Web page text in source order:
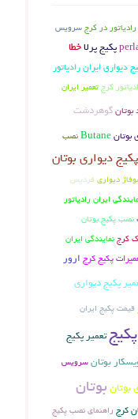
در کرجسرویس
پکیج پرلاخطا
دیواری ایران رادیاتور
کرجتعمیر ایران
بوتانگوهردشت
بوتانButane نصب
پکیج دیواری بوتان
دیواری فردیس
ایران رادیاتور
نصب پکیج بوتان
کرج نمایندگی ایران
پکیج کرج ارور
پکیج دیواری
قیمت پکیج ایران
پکیجتعمیر پکیج
بوتان سرویس
بوتان بوتان
کرج راهنمای نصب پکیج